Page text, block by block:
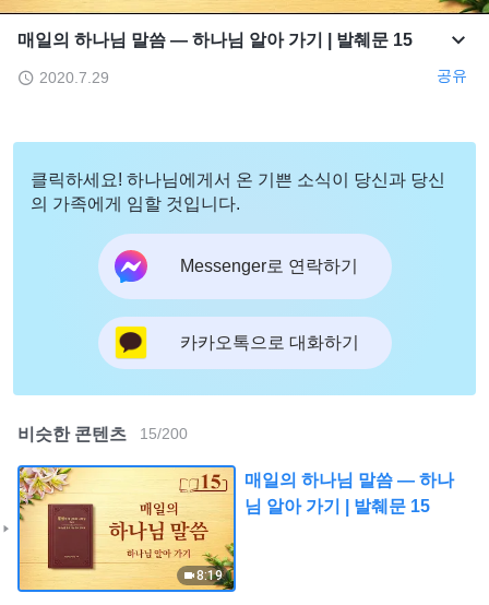
매일의 하나님 말씀 ― 하나님 알아 가기 | 발췌문 15
2020.7.29 공유
클릭하세요! 하나님에게서 온 기쁜 소식이 당신과 당신
의 가족에게 임할 것입니다.
Messenger로 연락하기
카카오톡으로 대화하기
비슷한 콘텐츠 15/200
8:19
매일의 하나님 말씀 ― 하나
님 알아 가기 | 발췌문 15